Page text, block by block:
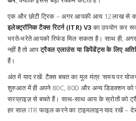
एक और छोटी ट्रिक – अगर आपकी आय 12 लाख से
इलेक्ट्रॉनिक टैक्स रिटर्न (ITR) V3का उपयोग कर
भरते‑भरेते आपको रिफंड मिल सकता है। साथ ही,
नहीं है तो आपट्रैवल एलाउंस या डिपेंडेंट्स के लिए
हैं।
अंत में याद रखें: टैक्स बचत का मूल मंत्र ‘समय पर
शुरुआत में ही अपने 80C, 80D और अन्य डिडक्शन
सरप्राइज़ से बचते हैं। साथ‑साथ आय के स्रोतों को
हर साल ITR फाइल करने का टाइमलाइन याद रखें –